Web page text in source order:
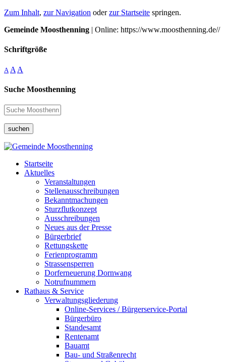
Zum Inhalt, zur Navigation oderzur Startseite springen.
Gemeinde Moosthenning | Online: https://www.moosthenning.de//
Schriftgröße
A A A
Suche Moosthenning
suchen
Startseite
Aktuelles
Veranstaltungen
Stellenausschreibungen
Bekanntmachungen
Sturzflutkonzept
Ausschreibungen
Neues aus der Presse
Bürgerbrief
Rettungskette
Ferienprogramm
Strassensperren
Dorferneuerung Dornwang
Notrufnummern
Rathaus & Service
Verwaltungsgliederung
Online-Services / Bürgerservice-Portal
Bürgerbüro
Standesamt
Rentenamt
Bauamt
Bau- und Straßenrecht